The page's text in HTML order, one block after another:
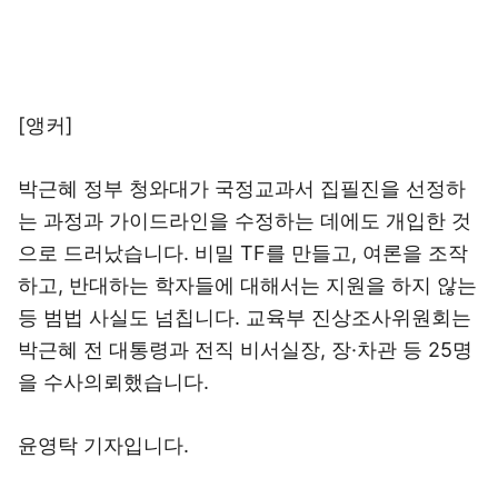
[앵커]
박근혜 정부 청와대가 국정교과서 집필진을 선정하
는 과정과 가이드라인을 수정하는 데에도 개입한 것
으로 드러났습니다. 비밀 TF를 만들고, 여론을 조작
하고, 반대하는 학자들에 대해서는 지원을 하지 않는
등 범법 사실도 넘칩니다. 교육부 진상조사위원회는
박근혜 전 대통령과 전직 비서실장, 장·차관 등 25명
을 수사의뢰했습니다.
윤영탁 기자입니다.